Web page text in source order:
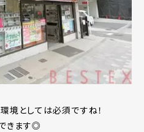
境としては必須ですね！
きます◎